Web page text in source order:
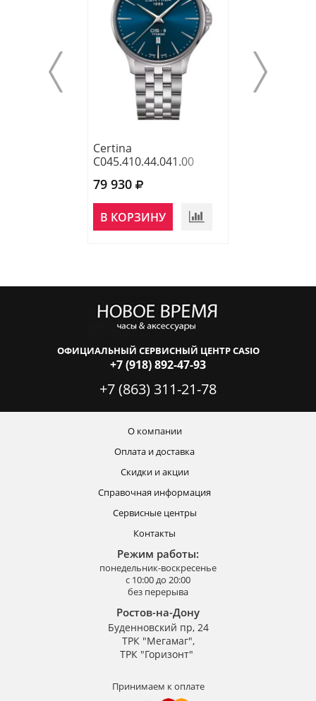
Certina
C045.410.44.041.00
79 930
В КОРЗИНУ
ОФИЦИАЛЬНЫЙ СЕРВИСНЫЙ ЦЕНТР CASIO
+7 (918) 892-47-93
+7 (863) 311-21-78
О компании
Оплата и доставка
Скидки и акции
Справочная информация
Сервисные центры
Контакты
Режим работы:
понедельник-воскресенье
с 10:00 до 20:00
без перерыва
Ростов-на-Дону
Буденновский пр, 24
ТРК "Мегамаг",
ТРК "Горизонт"
Принимаем к оплате